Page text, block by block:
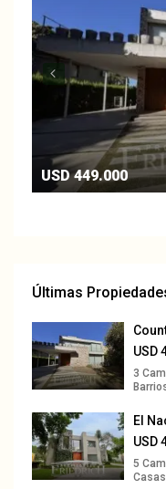
USD 449.000
Últimas
USD
3
El
USD
5